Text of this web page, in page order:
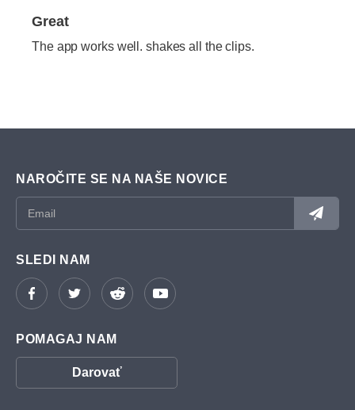
Great
The app works well. shakes all the clips.
NAROČITE SE NA NAŠE NOVICE
SLEDI NAM
POMAGAJ NAM
Darovať